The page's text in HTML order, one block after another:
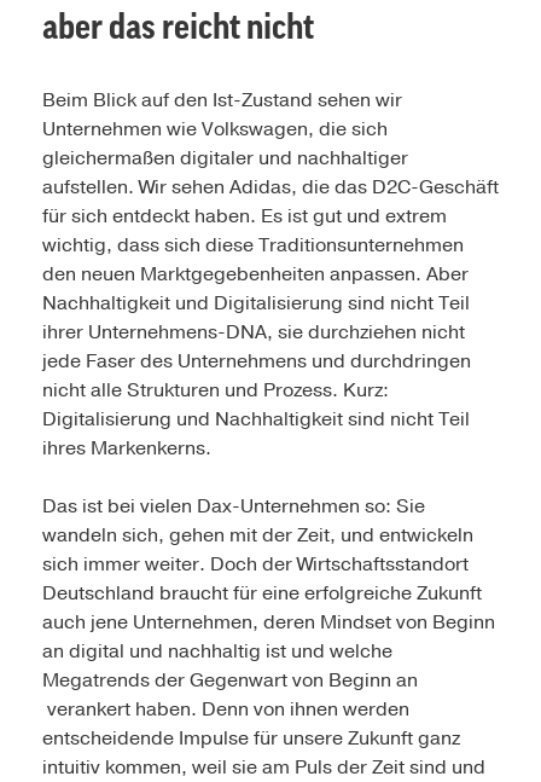
aber das reicht nicht
Beim Blick auf den Ist-Zustand sehen wir
Unternehmen wie Volkswagen, die sich
gleichermaßen digitaler und nachhaltiger
aufstellen. Wir sehen Adidas, die das D2C-Geschäft
für sich entdeckt haben. Es ist gut und extrem
wichtig, dass sich diese Traditionsunternehmen
den neuen Marktgegebenheiten anpassen. Aber
Nachhaltigkeit und Digitalisierung sind nicht Teil
ihrer Unternehmens-DNA, sie durchziehen nicht
jede Faser des Unternehmens und durchdringen
nicht alle Strukturen und Prozess. Kurz:
Digitalisierung und Nachhaltigkeit sind nicht Teil
ihres Markenkerns.
Das ist bei vielen Dax-Unternehmen so: Sie
wandeln sich, gehen mit der Zeit, und entwickeln
sich immer weiter. Doch der Wirtschaftsstandort
Deutschland braucht für eine erfolgreiche Zukunft
auch jene Unternehmen, deren Mindset von Beginn
an digital und nachhaltig ist und welche
Megatrends der Gegenwart von Beginn an
verankert haben. Denn von ihnen werden
entscheidende Impulse für unsere Zukunft ganz
intuitiv kommen, weil sie am Puls der Zeit sind und